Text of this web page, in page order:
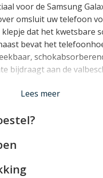
voor de Samsung
omsluit uw telefoon
dat het kwetsbare
bevat het
bijdraagt aan de
op Maat
Edge hoesje opvallend
in een broekzak of
camera van de Galaxy
Lees meer